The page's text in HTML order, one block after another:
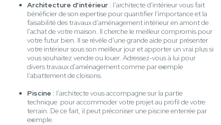
Architecture d'intérieur : l'architecte d'intérieur vous fait
bénéficier de son expertise pour quantifier l'importance et la
faisabilité des travaux d’aménagement intérieur en amont de
l'achat de votre maison. Il cherche le meilleur compromis pour
votre futur bien. Il se révèle d'une grande aide pour présenter
votre intérieur sous son meilleur jour et apporter un vrai plus si
vous souhaitez vendre ou louer. Adressez-vous à lui pour
divers travaux d'aménagement comme par exemple
l'abattement de cloisons.
Piscine : l'architecte vous accompagne sur la partie
technique pour accommoder votre projet au profil de votre
terrain. De ce fait, il peut préconiser une piscine enterrée par
exemple.